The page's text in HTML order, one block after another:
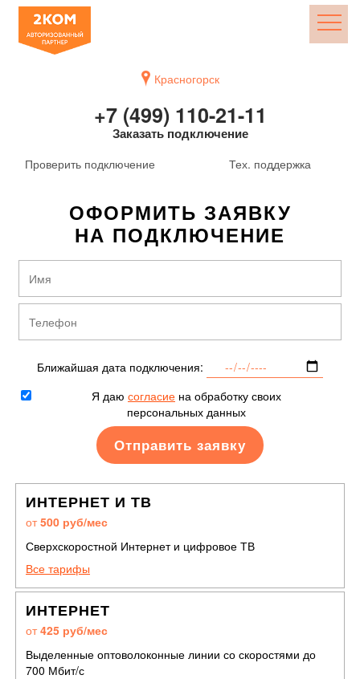
Красногорск
+7 (499) 110-21-11
Заказать подключение
Проверить подключение Тех. поддержка
ОФОРМИТЬ ЗАЯВКУ
НА ПОДКЛЮЧЕНИЕ
Ближайшая дата подключения:
Я даю согласие на обработку своих
персональных данных
ИНТЕРНЕТ И ТВ
от500 руб/мес
Сверхскоростной Интернет и цифровое ТВ
Все тарифы
ИНТЕРНЕТ
от425 руб/мес
Выделенные оптоволоконные линии со скоростями до
700 Мбит/с